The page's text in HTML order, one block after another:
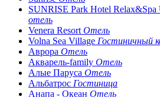
SUNRISE Park Hotel Relax&Spa
отель
Venera Resort Отель
Volna Sea Village Гостиничный
Аврора Отель
Акварель-family Отель
Алые Паруса Отель
Альбатрос Гостиница
Анапа - Океан Отель